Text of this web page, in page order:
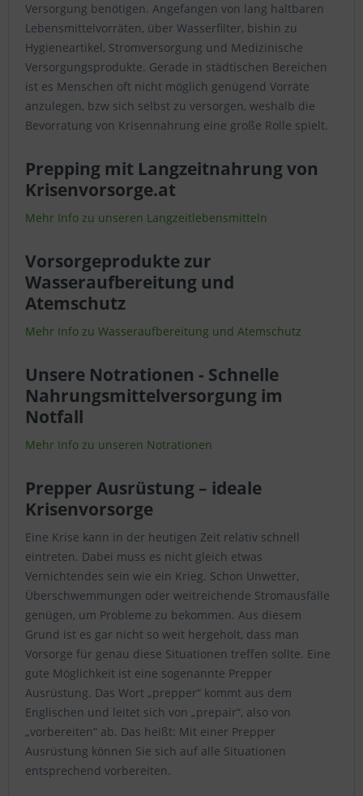
Versorgung benötigen. Angefangen von lang haltbaren
Lebensmittelvorräten, über Wasserfilter, bishin zu
Hygieneartikel, Stromversorgung und Medizinische
Versorgungsprodukte. Gerade in städtischen Bereichen
ist es Menschen oft nicht möglich genügend Vorräte
anzulegen, bzw sich selbst zu versorgen, weshalb die
Bevorratung von Krisennahrung eine große Rolle spielt.
Prepping mit Langzeitnahrung von
Krisenvorsorge.at
Mehr Info zu unseren Langzeitlebensmitteln
Vorsorgeprodukte zur
Wasseraufbereitung und
Atemschutz
Mehr Info zu Wasseraufbereitung und Atemschutz
Unsere Notrationen - Schnelle
Nahrungsmittelversorgung im
Notfall
Mehr Info zu unseren Notrationen
Prepper Ausrüstung – ideale
Krisenvorsorge
Eine Krise kann in der heutigen Zeit relativ schnell
eintreten. Dabei muss es nicht gleich etwas
Vernichtendes sein wie ein Krieg. Schon Unwetter,
Überschwemmungen oder weitreichende Stromausfälle
genügen, um Probleme zu bekommen. Aus diesem
Grund ist es gar nicht so weit hergeholt, dass man
Vorsorge für genau diese Situationen treffen sollte. Eine
gute Möglichkeit ist eine sogenannte Prepper
Ausrüstung. Das Wort „prepper“ kommt aus dem
Englischen und leitet sich von „prepair“, also von
„vorbereiten“ ab. Das heißt: Mit einer Prepper
Ausrüstung können Sie sich auf alle Situationen
entsprechend vorbereiten.